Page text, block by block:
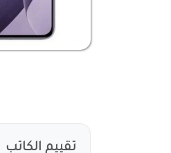
تقييم الكاتب